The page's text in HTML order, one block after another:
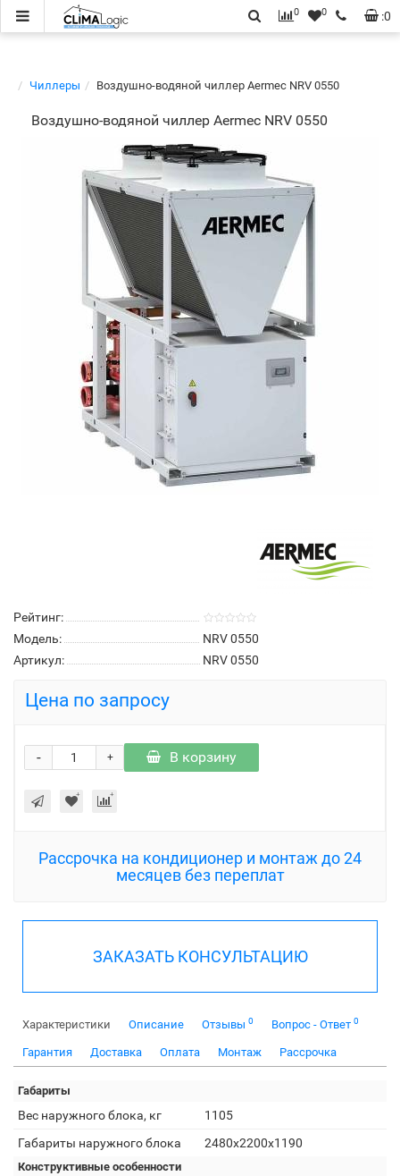
:0
0 0
Чиллеры Воздушно-водяной чиллер Aermec NRV 0550
Воздушно-водяной чиллер Aermec NRV 0550
Рейтинг:
Модель:
NRV 0550
Артикул:
NRV 0550
Цена по запросу
+
- В корзину
Рассрочка на кондиционер и монтаж до 24
месяцев без переплат
ЗАКАЗАТЬ КОНСУЛЬТАЦИЮ
Характеристики Описание Отзывы 0 Вопрос - Ответ 0
Гарантия Доставка Оплата Монтаж Рассрочка
Габариты
Вес наружного блока, кг
1105
Габариты наружного блока
2480x2200x1190
Конструктивные особенности